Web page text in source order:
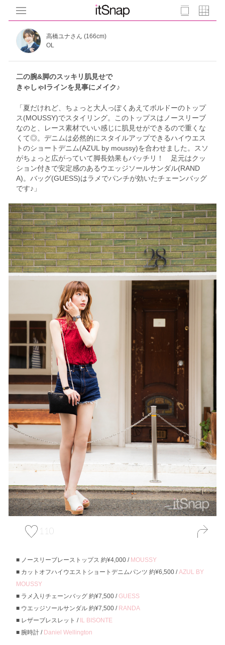
高橋ユナさん (166cm)
OL
二の腕&脚のスッキリ肌見せで
きゃしゃIラインを見事にメイク♪
「夏だけれど、ちょっと大人っぽくあえてボルドーのトップ
ス(MOUSSY)でスタイリング。このトップスはノースリーブ
なのと、レース素材でいい感じに肌見せができるので重くな
くて◎。デニムは必然的にスタイルアップできるハイウエス
トのショートデニム(AZUL by moussy)を合わせました。スソ
がちょっと広がっていて脚長効果もバッチリ！ 足元はクッ
ション付きで安定感のあるウエッジソールサンダル(RAND
A)。バッグ(GUESS)はラメでパンチが効いたチェーンバッグ
です♪」
110
ノースリーブレーストップス 約¥4,000 / MOUSSY
カットオフハイウエストショートデニムパンツ 約¥6,500 /AZUL BY
MOUSSY
ラメ入りチェーンバッグ 約¥7,500 /GUESS
ウエッジソールサンダル 約¥7,500 / RANDA
レザーブレスレット / IL BISONTE
腕時計 / Daniel Wellington